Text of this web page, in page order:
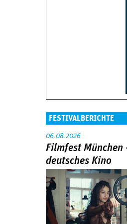
FESTIVALBERICHTE
06.08.2026
Filmfest München
deutsches Kino